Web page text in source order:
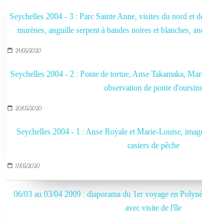
Seychelles 2004 - 3 : Parc Sainte Anne, visites du nord et
murènes, anguille serpent à bandes noires et blanches,
24/05/2020
Seychelles 2004 - 2 : Ponte de tortue, Anse Takamaka,
observation de ponte d'oursins
20/05/2020
Seychelles 2004 - 1 : Anse Royale et Marie-Louise,
casiers de pêche
17/05/2020
06/03 au 03/04 2009 : diaporama du 1er voyage en
avec visite de l'île